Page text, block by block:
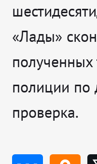
«Лады»
полиции по
проверка.